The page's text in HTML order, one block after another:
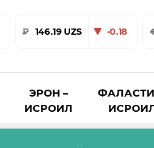
₽ 146.19 UZS -0.18
ЭРОН –
ИСРОИЛ